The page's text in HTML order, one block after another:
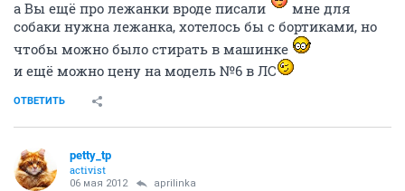
а Вы ещё про лежанки вроде писали
мне для
собаки нужна лежанка, хотелось бы с бортиками, но
чтобы можно было стирать в машинке
и ещё можно цену на модель №6 в ЛС
ОТВЕТИТЬ
petty_tp
activist
06 мая 2012 aprilinka